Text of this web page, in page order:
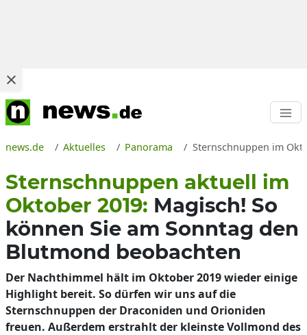
news.de Aktuelles Panorama Sternschnuppen im
Sternschnuppen aktuell im
Oktober 2019: Magisch! So
können Sie am Sonntag den
Blutmond beobachten
Der Nachthimmel hält im Oktober 2019 wieder einige
Highlight bereit. So dürfen wir uns auf die
Sternschnuppen der Draconiden und Orioniden
freuen. Außerdem erstrahlt der kleinste Vollmond des